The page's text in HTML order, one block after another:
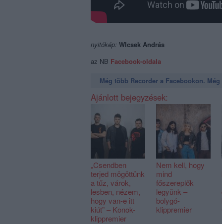
nyitókép: Wlcsek András
az NB Facebook-oldala
Még több Recorder a Facebookon.
Ajánlott bejegyzések:
„Csendben
terjed mögöttünk
a tűz, várok,
lesben, nézem,
hogy van-e itt
kiút” – Konok-
klippremier
Nem kell, hogy
mind
főszereplők
legyünk –
bolygó-
klippremier